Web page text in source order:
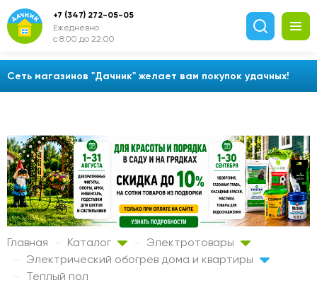
Сеть магазинов "Дачник" желает вам покупок удачных!
+7 (347) 272-05-05
Ежедневно
с 8:00 до 22:00
Главная Каталог
Электротовары
Электрический обогрев дома и квартиры
Теплый пол